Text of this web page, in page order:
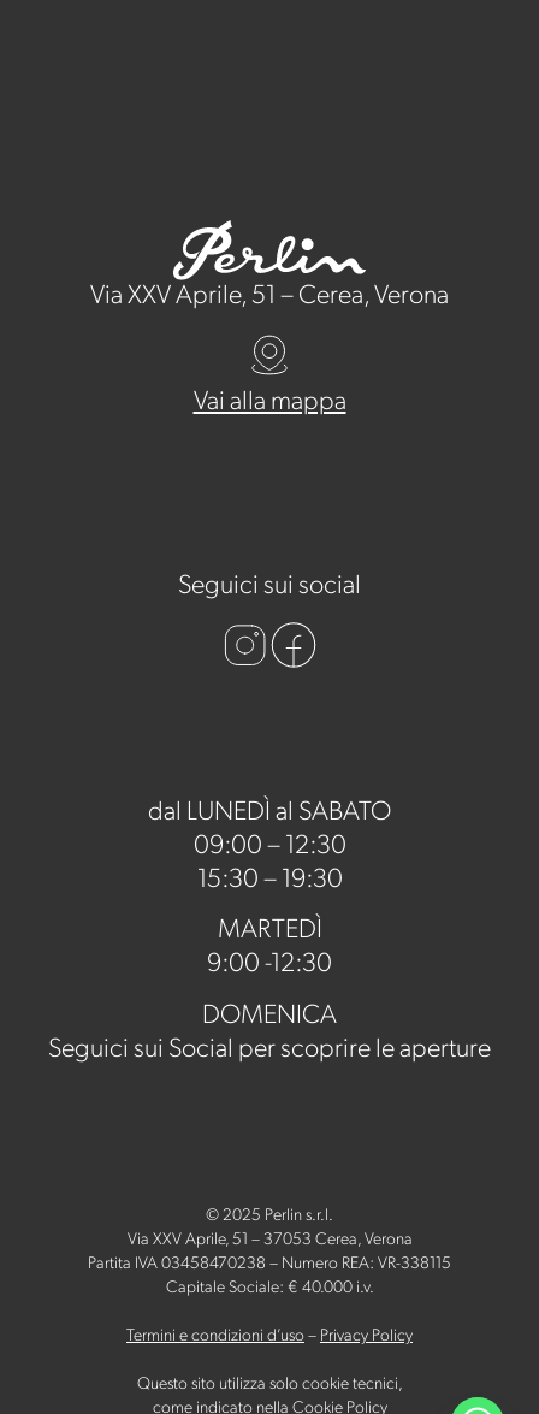
Via XXV Aprile, 51 – Cerea, Verona
Vai alla mappa
Seguici sui social
dal LUNEDÌ al SABATO
09:00 – 12:30
15:30 – 19:30
MARTEDÌ
9:00 -12:30
DOMENICA
Seguici sui Social per scoprire le aperture
© 2025 Perlin s.r.l.
Via XXV Aprile, 51 – 37053 Cerea, Verona
Partita IVA 03458470238 – Numero REA: VR-338115
Capitale Sociale: € 40.000 i.v.
Termini e condizioni d’uso – Privacy Policy
Questo sito utilizza solo cookie tecnici,
come indicato nella Cookie Policy